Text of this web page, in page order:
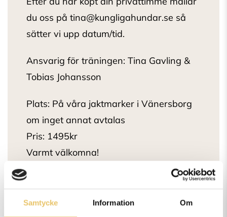
Samtycke Information Om
du oss på tina@kungligahundar.se så
sätter vi upp datum/tid.
Ansvarig för träningen: Tina Gavling &
Tobias Johansson
Plats: På våra jaktmarker i Vänersborg
om inget annat avtalas
Pris: 1495kr
Varmt välkomna!